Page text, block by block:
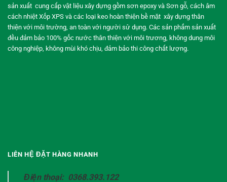
sản xuất cung cấp vật liệu xây dựng gồm sơn epoxy và Sơn gỗ, cách âm
cách nhiệt Xốp XPS và các loại keo hoàn thiện bề mặt xây dựng thân
thiện với môi trường, an toàn với người sử dụng. Các sản phẩm sản xuất
đều đảm bảo 100% gốc nước thân thiện với môi trương, không dung môi
công nghiệp, không mùi khó chịu, đảm bảo thi công chất lượng.
LIÊN HỆ ĐẶT HÀNG NHANH
Điện thoại: 0368.393.122